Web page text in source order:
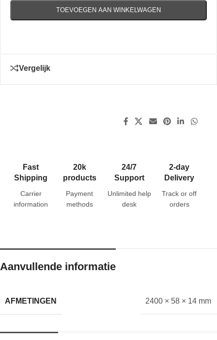
TOEVOEGEN AAN WINKELWAGEN
Vergelijk
Fast
Shipping
Carrier
information
20k
products
Payment
methods
24/7
Support
Unlimited help
desk
2-day
Delivery
Track or off
orders
Aanvullende informatie
AFMETINGEN 2400 × 58 × 14 mm